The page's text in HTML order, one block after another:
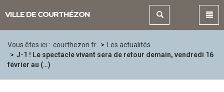
VILLE DE COURTHÉZON
Vous êtes ici : courthezon.fr
Les actualités
J-1 ! Le spectacle vivant sera de retour demain, vendredi 16
février au (…)